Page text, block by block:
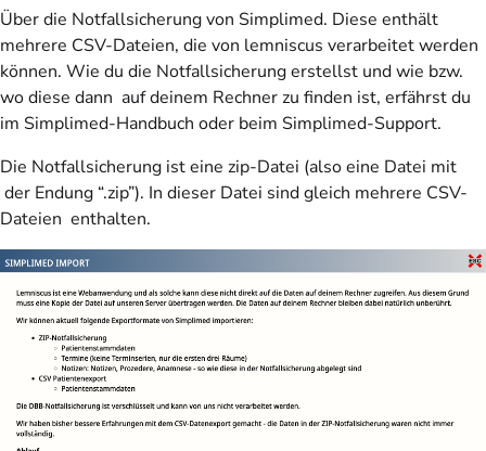
Über die Notfallsicherung von Simplimed. Diese enthält
mehrere CSV-Dateien, die von lemniscus verarbeitet werden
können. Wie du die Notfallsicherung erstellst und wie bzw.
wo diese dann auf deinem Rechner zu finden ist, erfährst du
im Simplimed-Handbuch oder beim Simplimed-Support.
Die Notfallsicherung ist eine zip-Datei (also eine Datei mit
der Endung “.zip”). In dieser Datei sind gleich mehrere CSV-
Dateien enthalten.